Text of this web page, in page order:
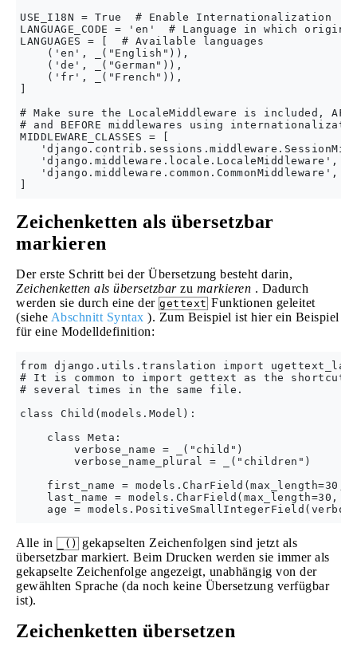
USE_I18N = True  # Enable Internationalization
LANGUAGE_CODE = 'en'  # Language in which
LANGUAGES = [  # Available languages
    ('en', _("English")),
    ('de', _("German")),
    ('fr', _("French")),
# Make sure the LocaleMiddleware is included,
# and BEFORE middlewares using
MIDDLEWARE_CLASSES = [
   'django.middleware.locale.LocaleMiddleware',
   'django.middleware.common.CommonMiddleware',
Zeichenketten als übersetzbar
markieren
Der erste Schritt bei der Übersetzung besteht darin,
Zeichenketten als übersetzbarzu markieren . Dadurch
werden sie durch eine der gettext Funktionen geleitet
(siehe Abschnitt Syntax ). Zum Beispiel ist hier ein Beispiel
für eine Modelldefinition:
from django.utils.translation import
# It is common to import gettext as the
# several times in the same file.
class Child(models.Model):
    class Meta:
        verbose_name = _("child")
        verbose_name_plural = _("children")
first_name = models.CharField(max_length=30,
last_name = models.CharField(max_length=30,
Alle in _()
gekapselten Zeichenfolgen sind jetzt als
übersetzbar markiert. Beim Drucken werden sie immer als
gekapselte Zeichenfolge angezeigt, unabhängig von der
gewählten Sprache (da noch keine Übersetzung verfügbar
ist).
Zeichenketten übersetzen